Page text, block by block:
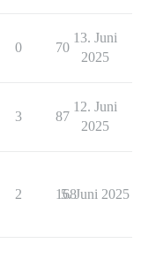
0 70
13. Juni
2025
3 87
12. Juni
2025
2 168
5. Juni 2025